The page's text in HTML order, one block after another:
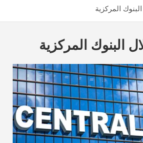
المركزية
البنوك المركزية